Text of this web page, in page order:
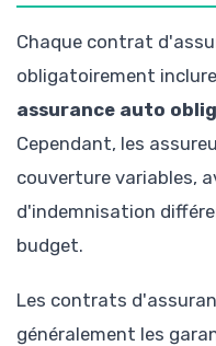
Chaque contrat
obligatoirement
assurance auto
Cependant, les
couverture variables,
d'indemnisation
budget.
Les contrats
généralement les